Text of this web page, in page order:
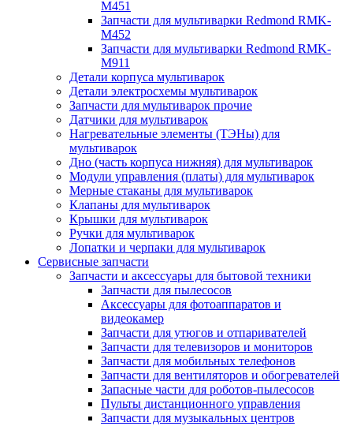
M451
Запчасти для мультиварки Redmond RMK-
M452
Запчасти для мультиварки Redmond RMK-
M911
Детали корпуса мультиварок
Детали электросхемы мультиварок
Запчасти для мультиварок прочие
Датчики для мультиварок
Нагревательные элементы (ТЭНы) для
мультиварок
Дно (часть корпуса нижняя) для мультиварок
Модули управления (платы) для мультиварок
Мерные стаканы для мультиварок
Клапаны для мультиварок
Крышки для мультиварок
Ручки для мультиварок
Лопатки и черпаки для мультиварок
Сервисные запчасти
Запчасти и аксессуары для бытовой техники
Запчасти для пылесосов
Аксессуары для фотоаппаратов и
видеокамер
Запчасти для утюгов и отпаривателей
Запчасти для телевизоров и мониторов
Запчасти для мобильных телефонов
Запчасти для вентиляторов и обогревателей
Запасные части для роботов-пылесосов
Пульты дистанционного управления
Запчасти для музыкальных центров